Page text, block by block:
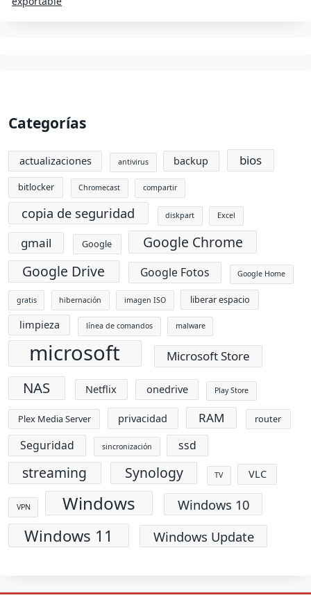
Categorías
actualizaciones antivirus backup bios
bitlocker Chromecast compartir
copia de seguridad diskpart Excel
gmail Google
Google Chrome
Google Drive
Google Fotos Google Home
gratis hibernación imagen ISO liberar espacio
limpieza línea de comandos malware
microsoft Microsoft Store
NAS Netflix onedrive Play Store
Plex Media Server privacidad RAM router
Seguridad sincronización ssd
streaming Synology TV VLC
VPN Windows Windows 10
Windows 11 Windows Update